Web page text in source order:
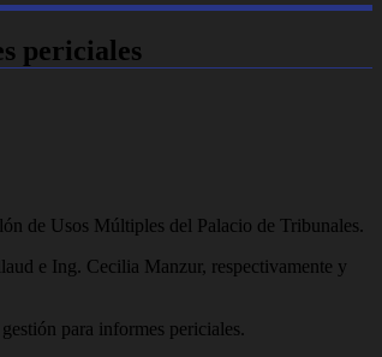
periciales
de Usos Múltiples del Palacio de Tribunales.
e Ing. Cecilia Manzur, respectivamente y
para informes periciales.